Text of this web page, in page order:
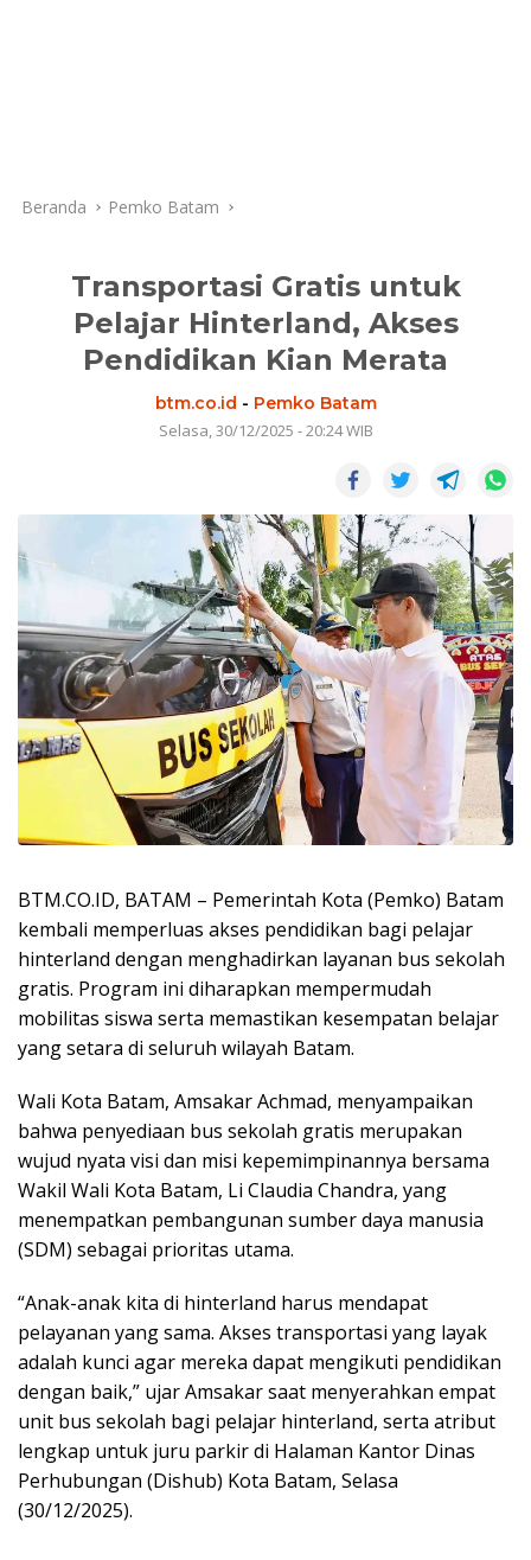
Beranda Pemko Batam
Transportasi Gratis untuk
Pelajar Hinterland, Akses
Pendidikan Kian Merata
btm.co.id - Pemko Batam
Selasa, 30/12/2025 - 20:24 WIB
BTM.CO.ID, BATAM – Pemerintah Kota (Pemko) Batam
kembali memperluas akses pendidikan bagi pelajar
hinterland dengan menghadirkan layanan bus sekolah
gratis. Program ini diharapkan mempermudah
mobilitas siswa serta memastikan kesempatan belajar
yang setara di seluruh wilayah Batam.
Wali Kota Batam, Amsakar Achmad, menyampaikan
bahwa penyediaan bus sekolah gratis merupakan
wujud nyata visi dan misi kepemimpinannya bersama
Wakil Wali Kota Batam, Li Claudia Chandra, yang
menempatkan pembangunan sumber daya manusia
(SDM) sebagai prioritas utama.
“Anak-anak kita di hinterland harus mendapat
pelayanan yang sama. Akses transportasi yang layak
adalah kunci agar mereka dapat mengikuti pendidikan
dengan baik,” ujar Amsakar saat menyerahkan empat
unit bus sekolah bagi pelajar hinterland, serta atribut
lengkap untuk juru parkir di Halaman Kantor Dinas
Perhubungan (Dishub) Kota Batam, Selasa
(30/12/2025).